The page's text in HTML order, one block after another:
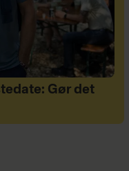
Gør det